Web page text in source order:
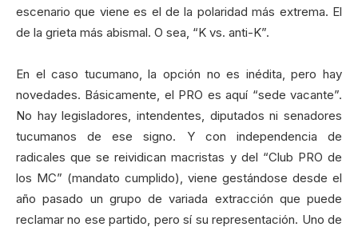
escenario que viene es el de la polaridad más extrema. El
de la grieta más abismal. O sea, “K vs. anti-K”.
En el caso tucumano, la opción no es inédita, pero hay
novedades. Básicamente, el PRO es aquí “sede vacante”.
No hay legisladores, intendentes, diputados ni senadores
tucumanos de ese signo. Y con independencia de
radicales que se reividican macristas y del “Club PRO de
los MC” (mandato cumplido), viene gestándose desde el
año pasado un grupo de variada extracción que puede
reclamar no ese partido, pero sí su representación. Uno de